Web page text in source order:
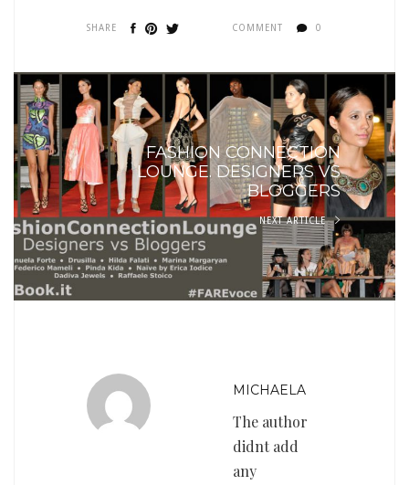
SHARE COMMENT 0
FASHION CONNECTION
LOUNGE. DESIGNERS VS
BLOGGERS
NEXT ARTICLE
MICHAELA
The author
didnt add
any